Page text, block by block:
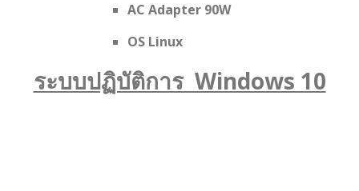
AC Adapter 90W
OS Linux
ระบบปฏิบัติการ Windows 10